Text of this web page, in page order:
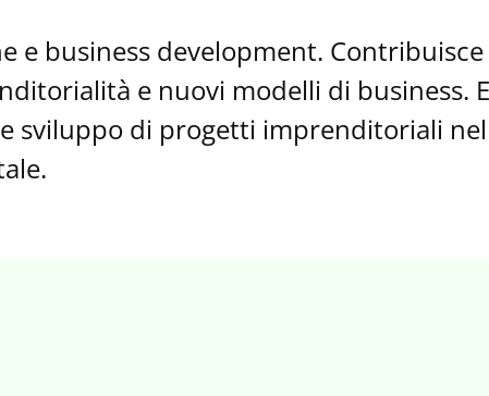
e business development. Contribuisce
e nuovi modelli di business.
sviluppo di progetti imprenditoriali nel